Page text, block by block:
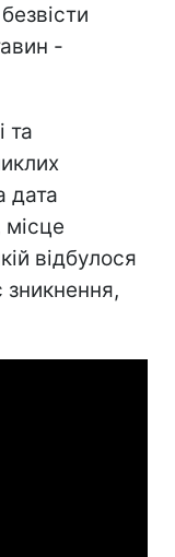
-
та
дата
відбулося
зникнення,